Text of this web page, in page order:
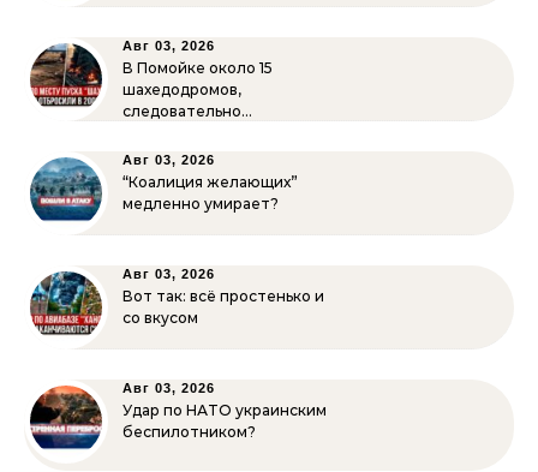
Авг 03, 2026
В Помойке около 15
шахедодромов,
следовательно…
Авг 03, 2026
“Коалиция желающих”
медленно умирает?
Авг 03, 2026
Вот так: всё простенько и
со вкусом
Авг 03, 2026
Удар по НАТО украинским
беспилотником?